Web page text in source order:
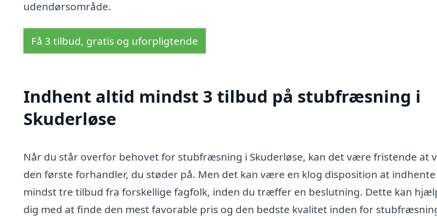
udendørsområde.
Få 3 tilbud, gratis og uforpligtende
Indhent altid mindst 3 tilbud på stubfræsning i
Skuderløse
Når du står overfor behovet for stubfræsning i Skuderløse, kan det være fristende at
den første forhandler, du støder på. Men det kan være en klog disposition at indhente
mindst tre tilbud fra forskellige fagfolk, inden du træffer en beslutning. Dette kan
dig med at finde den mest favorable pris og den bedste kvalitet inden for